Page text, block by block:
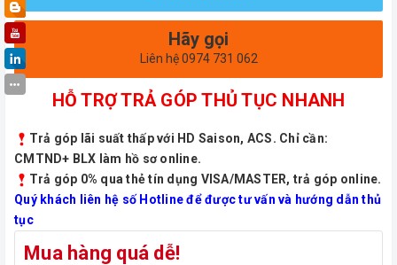
Hãy gọi
Liên hệ 0974 731 062
HỖ TRỢ TRẢ GÓP THỦ TỤC NHANH
Trả góp lãi suất thấp với HD Saison, ACS. Chỉ cần:
CMTND+ BLX làm hồ sơ online.
Trả góp 0% qua thẻ tín dụng VISA/MASTER, trả góp online.
Quý khách liên hệ số Hotline để được tư vấn và hướng dẫn thủ
tục
Mua hàng quá dễ!